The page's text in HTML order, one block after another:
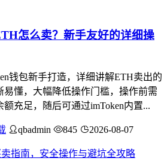
怎么卖？新手友好的详细操
钱包新手打造，详细讲解ETH卖出的
易懂，大幅降低操作门槛，操作前需
充足，随后可通过imToken内置...
qbadmin 845 2026-08-07